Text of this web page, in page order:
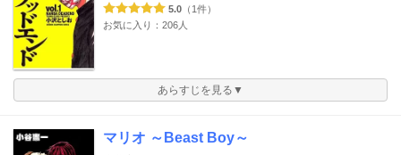
5.0 （1件）
お気に入り：206人
あらすじを見る▼
マリオ ～Beast Boy～